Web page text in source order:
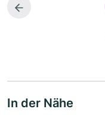
In der Nähe